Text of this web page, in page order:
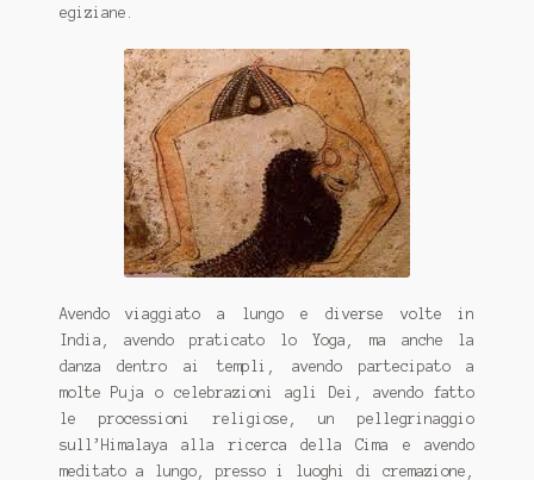
egiziane.
Avendo viaggiato a lungo e diverse volte in
India, avendo praticato lo Yoga, ma anche la
danza dentro ai templi, avendo partecipato a
molte Puja o celebrazioni agli Dei, avendo fatto
le processioni religiose, un pellegrinaggio
sull’Himalaya alla ricerca della Cima e avendo
meditato a lungo, presso i luoghi di cremazione,